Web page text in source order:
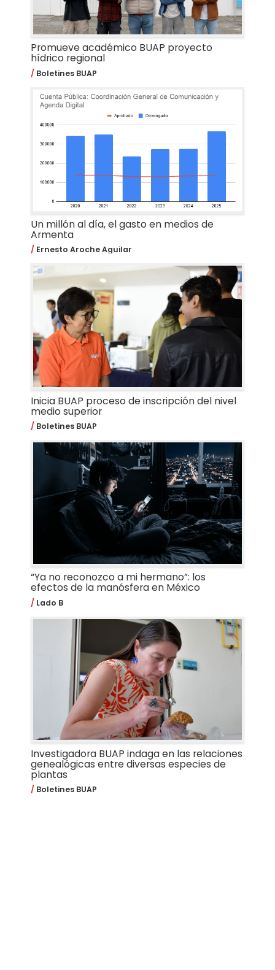
Promueve académico BUAP proyecto
hídrico regional
Boletines BUAP
Un millón al día, el gasto en medios de
Armenta
Ernesto Aroche Aguilar
Inicia BUAP proceso de inscripción del nivel
medio superior
Boletines BUAP
“Ya no reconozco a mi hermano”: los
efectos de la manósfera en México
Lado B
Investigadora BUAP indaga en las relaciones
genealógicas entre diversas especies de
plantas
Boletines BUAP